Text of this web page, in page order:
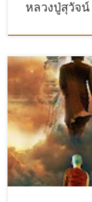
หลวงปู่สุวัจน์